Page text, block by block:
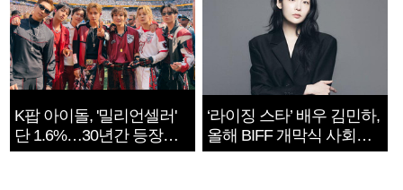
K팝 아이돌, '밀리언셀러'
단 1.6%…30년간 등장
1182개팀 전수조사
‘라이징 스타’ 배우 김민하,
올해 BIFF 개막식 사회자
확정